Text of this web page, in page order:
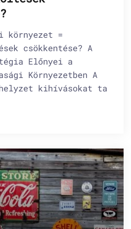
környezet =
csökkentése? A
Előnyei a
Környezetben A
kihívásokat ta